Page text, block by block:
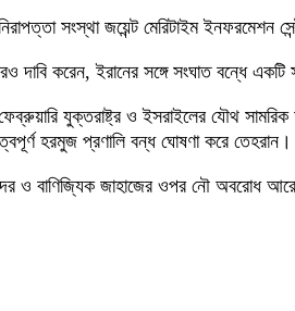
সংস্থা জয়েন্ট মেরিটাইম ইনফরমেশন
করেন, ইরানের সঙ্গে সংঘাত বন্ধে
যুক্তরাষ্ট্র ও ইসরাইলের যৌথ সামরিক
হরমুজ প্রণালি বন্ধ ঘোষণা করে তেহরান।
ও বাণিজ্যিক জাহাজের ওপর নৌ অবরোধ